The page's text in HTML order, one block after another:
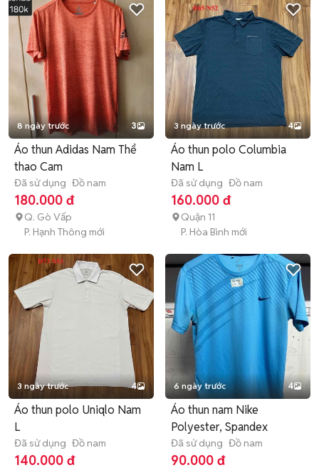
8 ngày trước 3
Áo thun Adidas Nam Thể
thao Cam
Đã sử dụng Đồ nam
180.000 đ
Q. Gò Vấp
P. Hạnh Thông mới
3 ngày trước 4
Áo thun polo Columbia
Nam L
Đã sử dụng Đồ nam
160.000 đ
Quận 11
P. Hòa Bình mới
3 ngày trước 4
Áo thun polo Uniqlo Nam
L
Đã sử dụng Đồ nam
140.000 đ
6 ngày trước 4
Áo thun nam Nike
Polyester, Spandex
Đã sử dụng Đồ nam
90.000 đ